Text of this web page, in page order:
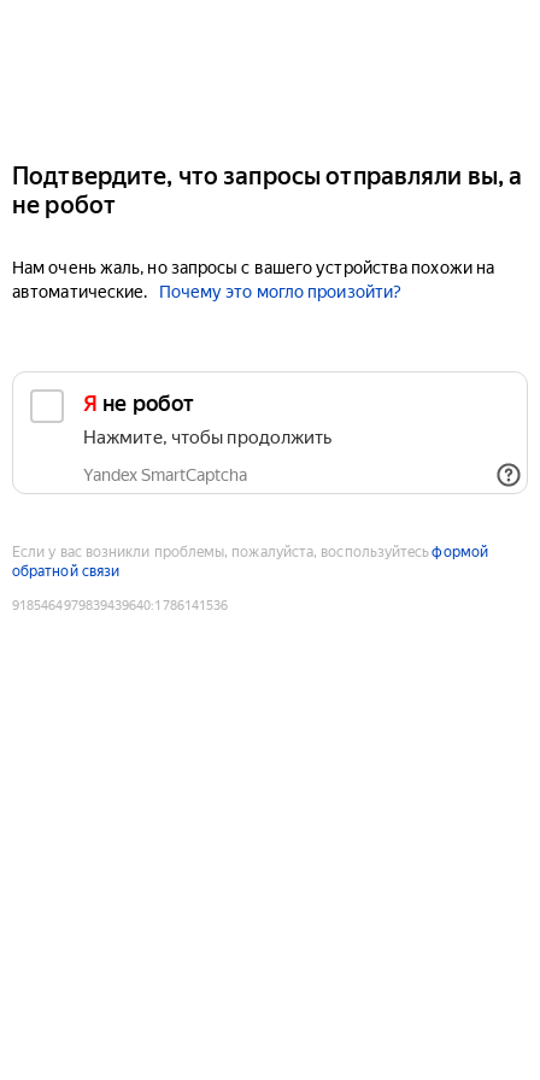
Подтвердите, что запросы отправляли вы, а
не робот
Нам очень жаль, но запросы с вашего устройства похожи на
автоматические.
Почему это могло произойти?
Я не робот
Нажмите, чтобы продолжить
Yandex SmartCaptcha
Если у вас возникли проблемы, пожалуйста, воспользуйтесьформой
обратной связи
9185464979839439640:1786141536